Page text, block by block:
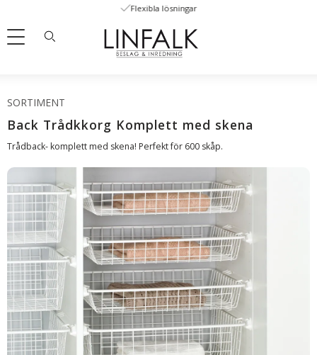
Meny
Flexibla lösningar
SORTIMENT
Back Trådkkorg Komplett med skena
Trådback- komplett med skena! Perfekt för 600 skåp.